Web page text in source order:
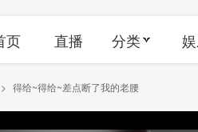
页 直播 分类
> 得给~得给~差点断了我的老腰